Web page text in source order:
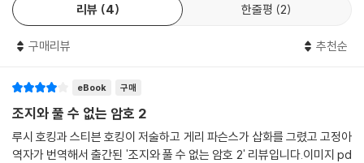
리뷰 4 한줄평 2
구매리뷰 추천순
eBook 구매
조지와 풀 수 없는 암호 2
루시 호킹과 스티븐 호킹이 저술하고 게리 파슨스가 삽화를 그렸고 고정아
역자가 번역해서 출간된 '조지와 풀 수 없는 암호 2' 리뷰입니다.이미지 pd